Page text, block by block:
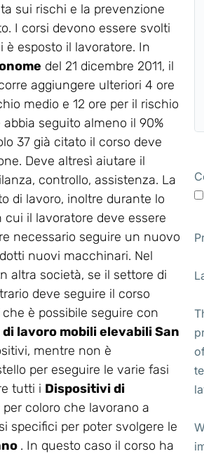
sui rischi e la prevenzione
I corsi devono essere svolti
è esposto il lavoratore. In
del 21 dicembre 2011, il
aggiungere ulteriori 4 ore
medio e 12 ore per il rischio
seguito almeno il 90%
37 già citato il corso deve
Deve altresì aiutare il
controllo, assistenza. La
di lavoro, inoltre durante lo
il lavoratore deve essere
necessario seguire un nuovo
nuovi macchinari. Nel
altra società, se il settore di
deve seguire il corso
è possibile seguire con
lavoro mobili elevabili San
mentre non è
per eseguire le varie fasi
tutti i Dispositivi di
coloro che lavorano a
specifici per poter svolgere le
. In questo caso il corso ha